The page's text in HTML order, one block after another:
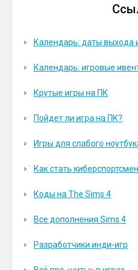
Календарь: даты выхода
Календарь: игровые
Крутые игры на ПК
Пойдет ли игра на ПК?
Игры для слабого
Как стать
Коды на The Sims 4
Все дополнения Sims 4
Разработчики инди-игр